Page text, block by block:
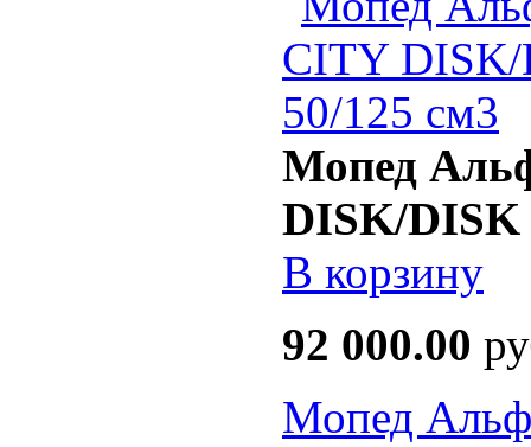
Мопед
DISK/DISK
В корзину
92 000.00
Мопед